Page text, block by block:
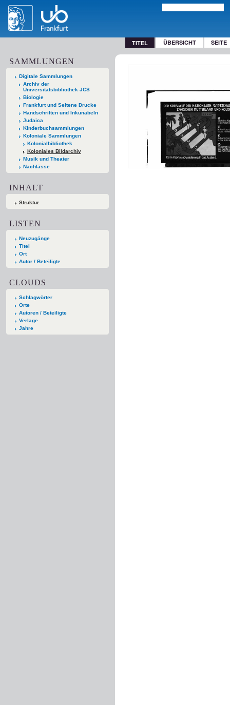
TITEL ÜBERSICHT SEITE
SAMMLUNGEN
Digitale Sammlungen
Archiv der
Universitätsbibliothek JCS
Biologie
Frankfurt und Seltene Drucke
Handschriften und Inkunabeln
Judaica
Kinderbuchsammlungen
Koloniale Sammlungen
Kolonialbibliothek
Koloniales Bildarchiv
Musik und Theater
Nachlässe
INHALT
Struktur
LISTEN
Neuzugänge
Titel
Ort
Autor / Beteiligte
CLOUDS
Schlagwörter
Orte
Autoren / Beteiligte
Verlage
Jahre